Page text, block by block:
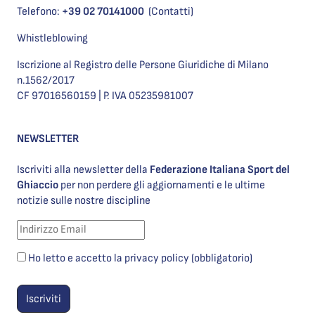
Telefono: +39 02 70141000 (Contatti)
Whistleblowing
Iscrizione al Registro delle Persone Giuridiche di Milano
n.1562/2017
CF 97016560159 | P. IVA 05235981007
NEWSLETTER
Iscriviti alla newsletter della Federazione Italiana Sport del
Ghiaccio per non perdere gli aggiornamenti e le ultime
notizie sulle nostre discipline
Ho letto e accetto la privacy policy (obbligatorio)